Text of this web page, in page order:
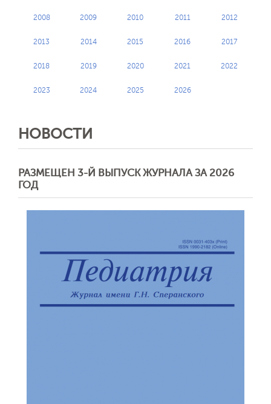
2008 2009 2010 2011 2012
2013 2014 2015 2016 2017
2018 2019 2020 2021 2022
2023 2024 2025 2026
НОВОСТИ
РАЗМЕЩЕН 3-Й ВЫПУСК ЖУРНАЛА ЗА 2026
ГОД